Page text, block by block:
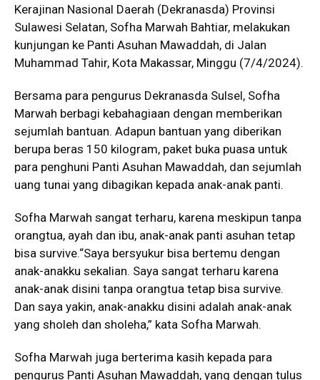
Kerajinan Nasional Daerah (Dekranasda) Provinsi
Sulawesi Selatan, Sofha Marwah Bahtiar, melakukan
kunjungan ke Panti Asuhan Mawaddah, di Jalan
Muhammad Tahir, Kota Makassar, Minggu (7/4/2024).
Bersama para pengurus Dekranasda Sulsel, Sofha
Marwah berbagi kebahagiaan dengan memberikan
sejumlah bantuan. Adapun bantuan yang diberikan
berupa beras 150 kilogram, paket buka puasa untuk
para penghuni Panti Asuhan Mawaddah, dan sejumlah
uang tunai yang dibagikan kepada anak-anak panti.
Sofha Marwah sangat terharu, karena meskipun tanpa
orangtua, ayah dan ibu, anak-anak panti asuhan tetap
bisa survive.“Saya bersyukur bisa bertemu dengan
anak-anakku sekalian. Saya sangat terharu karena
anak-anak disini tanpa orangtua tetap bisa survive.
Dan saya yakin, anak-anakku disini adalah anak-anak
yang sholeh dan sholeha,” kata Sofha Marwah.
Sofha Marwah juga berterima kasih kepada para
pengurus Panti Asuhan Mawaddah, yang dengan tulus